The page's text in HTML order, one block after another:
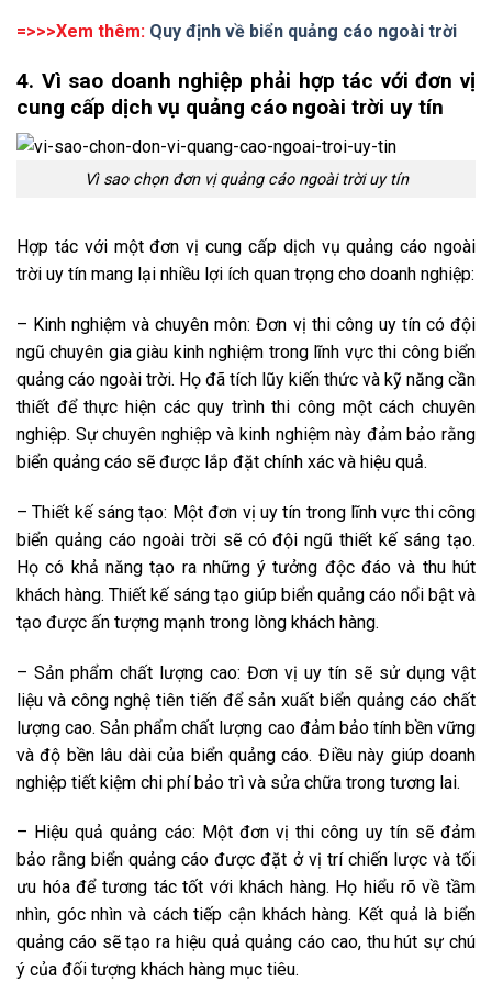
=>>>Xem thêm: Quy định về biển quảng cáo ngoài trời
4. Vì sao doanh nghiệp phải hợp tác với đơn vị
cung cấp dịch vụ quảng cáo ngoài trời uy tín
Vì sao chọn đơn vị quảng cáo ngoài trời uy tín
Hợp tác với một đơn vị cung cấp dịch vụ quảng cáo ngoài
trời uy tín mang lại nhiều lợi ích quan trọng cho doanh nghiệp:
– Kinh nghiệm và chuyên môn: Đơn vị thi công uy tín có đội
ngũ chuyên gia giàu kinh nghiệm trong lĩnh vực thi công biển
quảng cáo ngoài trời. Họ đã tích lũy kiến thức và kỹ năng cần
thiết để thực hiện các quy trình thi công một cách chuyên
nghiệp. Sự chuyên nghiệp và kinh nghiệm này đảm bảo rằng
biển quảng cáo sẽ được lắp đặt chính xác và hiệu quả.
– Thiết kế sáng tạo: Một đơn vị uy tín trong lĩnh vực thi công
biển quảng cáo ngoài trời sẽ có đội ngũ thiết kế sáng tạo.
Họ có khả năng tạo ra những ý tưởng độc đáo và thu hút
khách hàng. Thiết kế sáng tạo giúp biển quảng cáo nổi bật và
tạo được ấn tượng mạnh trong lòng khách hàng.
– Sản phẩm chất lượng cao: Đơn vị uy tín sẽ sử dụng vật
liệu và công nghệ tiên tiến để sản xuất biển quảng cáo chất
lượng cao. Sản phẩm chất lượng cao đảm bảo tính bền vững
và độ bền lâu dài của biển quảng cáo. Điều này giúp doanh
nghiệp tiết kiệm chi phí bảo trì và sửa chữa trong tương lai.
– Hiệu quả quảng cáo: Một đơn vị thi công uy tín sẽ đảm
bảo rằng biển quảng cáo được đặt ở vị trí chiến lược và tối
ưu hóa để tương tác tốt với khách hàng. Họ hiểu rõ về tầm
nhìn, góc nhìn và cách tiếp cận khách hàng. Kết quả là biển
quảng cáo sẽ tạo ra hiệu quả quảng cáo cao, thu hút sự chú
ý của đối tượng khách hàng mục tiêu.